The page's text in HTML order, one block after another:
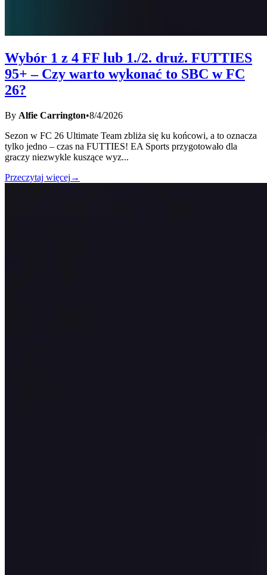
Wybór 1 z 4 FF lub 1./2. druż. FUTTIES
95+ – Czy warto wykonać to SBC w FC
26?
By Alfie Carrington•8/4/2026
Sezon w FC 26 Ultimate Team zbliża się ku końcowi, a to oznacza
tylko jedno – czas na FUTTIES! EA Sports przygotowało dla
graczy niezwykle kuszące wyz...
Przeczytaj więcej →